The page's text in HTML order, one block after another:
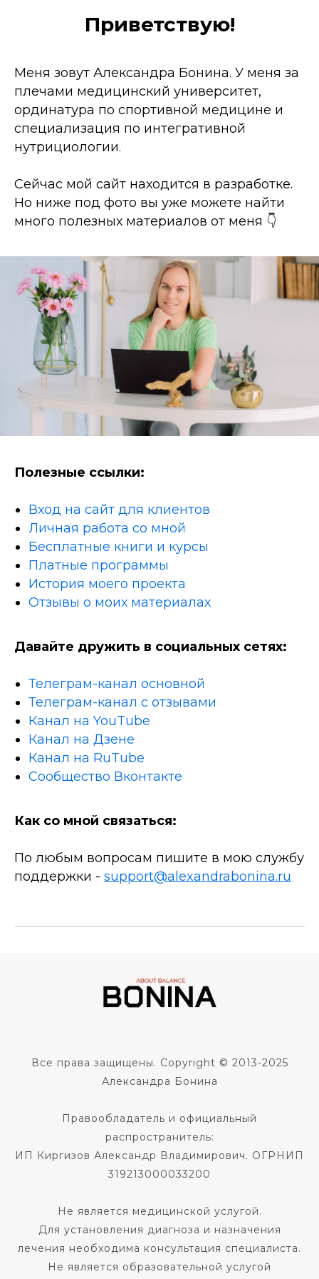
Приветствую!
Меня зовут Александра Бонина. У меня за
плечами медицинский университет,
ординатура по спортивной медицине и
специализация по интегративной
нутрициологии.
Сейчас мой сайт находится в разработке.
Но ниже под фото вы уже можете найти
много полезных материалов от меня 👇
Полезные ссылки:
Вход на сайт для клиентов
Личная работа со мной
Бесплатные книги и курсы
Платные программы
История моего проекта
Отзывы о моих материалах
Давайте дружить в социальных сетях:
Телеграм-канал основной
Телеграм-канал с отзывами
Канал на YouTube
Канал на Дзене
Канал на RuTube
Сообщество Вконтакте
Как со мной связаться:
По любым вопросам пишите в мою службу
поддержки - support@alexandrabonina.ru
Все права защищены. Copyright © 2013-2025
Александра Бонина
Правообладатель и официальный
распространитель:
ИП Киргизов Александр Владимирович. ОГРНИП
319213000033200
Не является медицинской услугой.
Для установления диагноза и назначения
лечения необходима консультация специалиста.
Не является образовательной услугой